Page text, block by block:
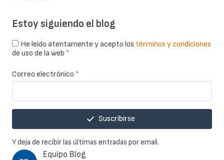
Equipo Blog
Estoy siguiendo el blog
He leído atentamente y acepto los términos y condiciones
de uso de la web *
Correo electrónico *
Suscribirse
Y deja de recibir las últimas entradas por email.